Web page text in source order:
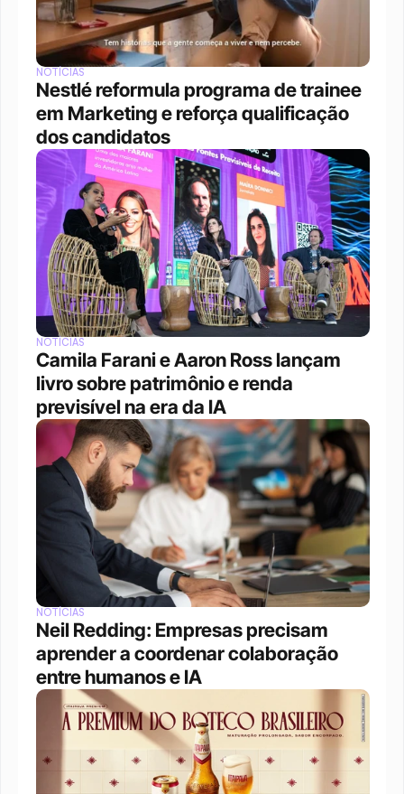
NOTÍCIAS
Nestlé reformula programa de trainee
em Marketing e reforça qualificação
dos candidatos
NOTÍCIAS
Camila Farani e Aaron Ross lançam
livro sobre patrimônio e renda
previsível na era da IA
NOTÍCIAS
Neil Redding: Empresas precisam
aprender a coordenar colaboração
entre humanos e IA